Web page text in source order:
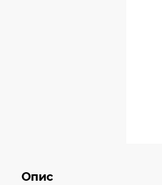
Опис